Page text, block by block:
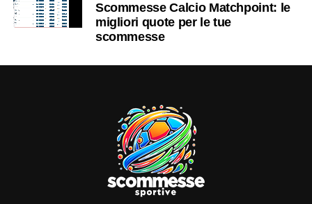
Scommesse Calcio Matchpoint: le
migliori quote per le tue
scommesse